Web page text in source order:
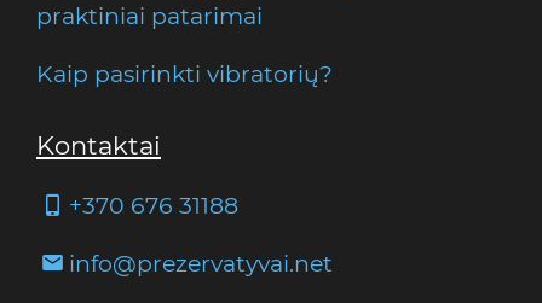
praktiniai patarimai
Kaip pasirinkti vibratorių?
Kontaktai
+370 676 31188
info@prezervatyvai.net